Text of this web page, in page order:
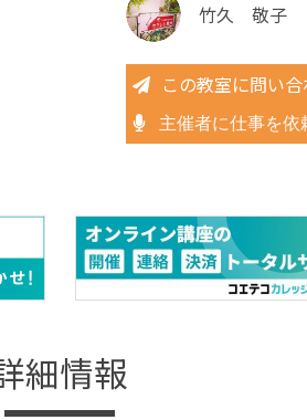
竹久 敬子
この教室に問い
主催者に仕事を依
細情報